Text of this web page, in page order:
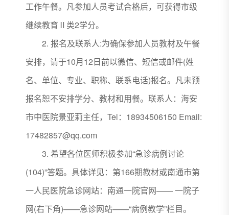
工作午餐。凡参加人员考试合格后，可获得市级
继续教育Ⅱ类2学分。
2. 报名及联系人:为确保参加人员教材及午餐
安排，请于10月12日前以微信、短信或邮件(姓
名、单位、专业、职称、联系电话)报名。凡未预
报名恕不安排学分、教材和用餐。联系人：海安
市中医院景亚莉主任，Tel：18934506150 Email:
17482857@qq.com
3. 希望各位医师积极参加“急诊病例讨论
(104)”答题。具体详见：第166期教材或南通市第
一人民医院急诊网站：南通一院官网—— 一院子
网(右下角)——急诊网站——“病例教学”栏目。